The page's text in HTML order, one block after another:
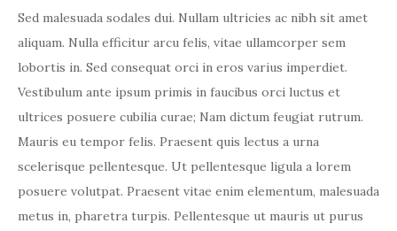
Sed malesuada sodales dui. Nullam ultricies ac nibh sit amet
aliquam. Nulla efficitur arcu felis, vitae ullamcorper sem
lobortis in. Sed consequat orci in eros varius imperdiet.
Vestibulum ante ipsum primis in faucibus orci luctus et
ultrices posuere cubilia curae; Nam dictum feugiat rutrum.
Mauris eu tempor felis. Praesent quis lectus a urna
scelerisque pellentesque. Ut pellentesque ligula a lorem
posuere volutpat. Praesent vitae enim elementum, malesuada
metus in, pharetra turpis. Pellentesque ut mauris ut purus